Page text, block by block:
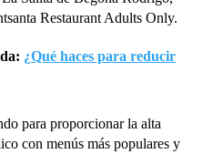
Restaurant Adults Only.
¿Qué haces para reducir
para proporcionar la alta
con menús más populares y